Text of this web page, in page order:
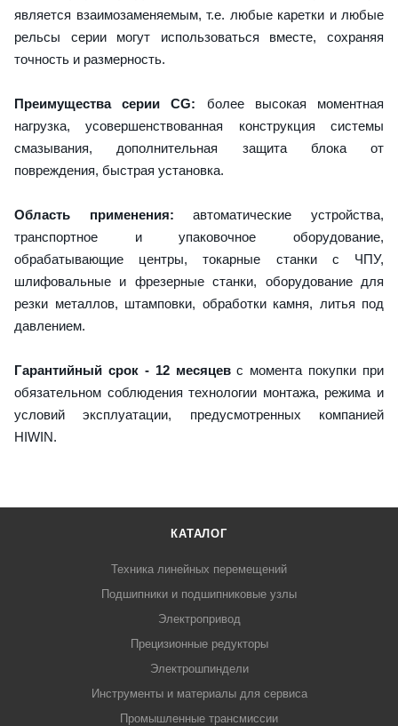
является взаимозаменяемым, т.е. любые каретки и любые
рельсы серии могут использоваться вместе, сохраняя
точность и размерность.
Преимущества серии CG: более высокая моментная
нагрузка, усовершенствованная конструкция системы
смазывания, дополнительная защита блока от
повреждения, быстрая установка.
Область применения: автоматические устройства,
транспортное и упаковочное оборудование,
обрабатывающие центры, токарные станки с ЧПУ,
шлифовальные и фрезерные станки, оборудование для
резки металлов, штамповки, обработки камня, литья под
давлением.
Гарантийный срок - 12 месяцевс момента покупки при
обязательном соблюдения технологии монтажа, режима и
условий эксплуатации, предусмотренных компанией
HIWIN.
КАТАЛОГ
Техника линейных перемещений
Подшипники и подшипниковые узлы
Электропривод
Прецизионные редукторы
Электрошпиндели
Инструменты и материалы для сервиса
Промышленные трансмиссии